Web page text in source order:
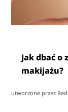
Jak dbać o
makijażu?
utworzone przez